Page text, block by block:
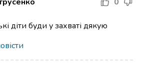
діти буди у захваті дякую